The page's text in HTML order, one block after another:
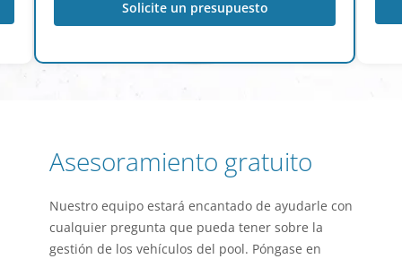
Solicite un presupuesto
Asesoramiento gratuito
Nuestro equipo estará encantado de ayudarle con
cualquier pregunta que pueda tener sobre la
gestión de los vehículos del pool. Póngase en